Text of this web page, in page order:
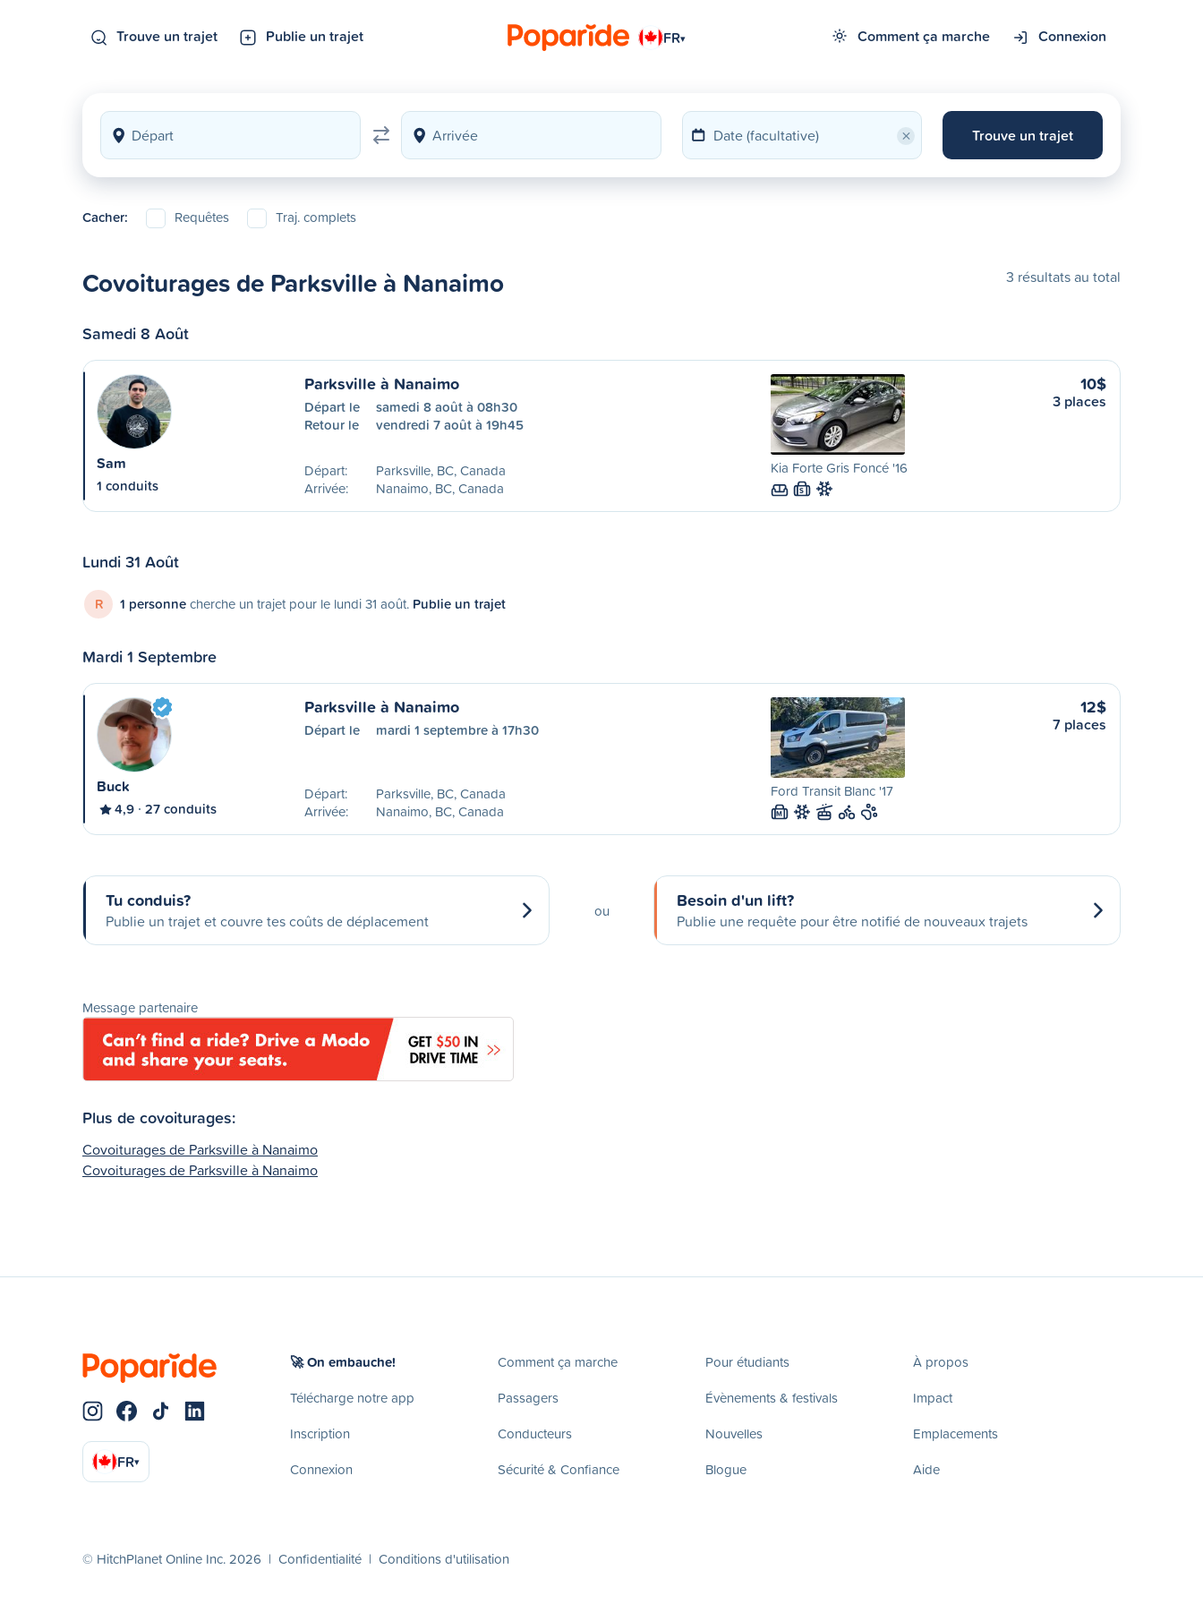
Trouve un trajet Publie un trajet FR▾ Comment ça marche Connexion
× Trouve un trajet
Cacher: Requêtes Traj. complets
Covoiturages de Parksville à Nanaimo 3 résultats au total
Samedi 8 Août
Sam
1 conduits
Parksville à Nanaimo
Départ le
samedi 8 août à 08h30
Retour le
vendredi 7 août à 19h45
Départ:
Parksville, BC, Canada
Arrivée:
Nanaimo, BC, Canada
Kia Forte Gris Foncé '16
S
10$
3 places
Lundi 31 Août
R 1 personnecherche un trajet pour le lundi 31 août. Publie un trajet
Mardi 1 Septembre
Buck
4,9 27 conduits
Parksville à Nanaimo
Départ le mardi 1 septembre à 17h30
Départ:
Parksville, BC, Canada
Arrivée:
Nanaimo, BC, Canada
Ford Transit Blanc '17
M
12$
7 places
Tu conduis?
Publie un trajet et couvre tes coûts de déplacement
ou Besoin d'un lift?
Publie une requête pour être notifié de nouveaux trajets
Message partenaire
Plus de covoiturages:
Covoiturages de Parksville à Nanaimo
Covoiturages de Parksville à Nanaimo
FR▾
🚀 On embauche!
Télécharge notre app
Inscription
Connexion
Comment ça marche
Passagers
Conducteurs
Sécurité & Confiance
Pour étudiants
Évènements & festivals
Nouvelles
Blogue
À propos
Impact
Emplacements
Aide
© HitchPlanet Online Inc. 2026 | Confidentialité | Conditions d'utilisation